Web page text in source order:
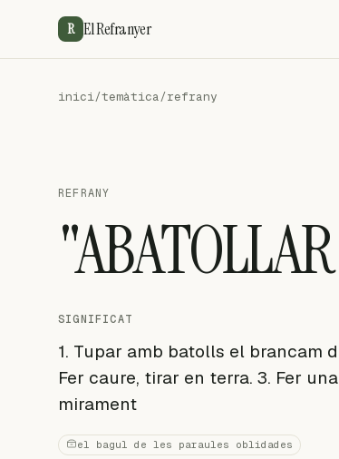
R El Refranyer
inici/temàtica/refrany
REFRANY
SIGNIFICAT
1. Tupar amb batolls el brancam
Fer caure, tirar en terra. 3. Fer
mirament
el bagul de les paraules oblidades